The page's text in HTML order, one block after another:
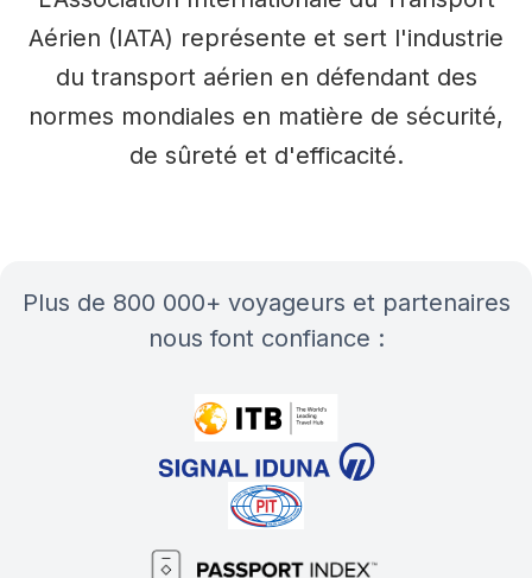
Aérien (IATA) représente et sert l'industrie
du transport aérien en défendant des
normes mondiales en matière de sécurité,
de sûreté et d'efficacité.
plus de 800 000+ voyageurs et partenaires
nous font confiance :